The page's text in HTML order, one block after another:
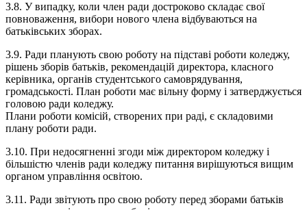
3.8.​ У випадку, коли член ради достроково складає свої
повноваження, вибори нового члена відбуваються на
батьківських зборах.
3.9.​ Ради планують свою роботу на підставі роботи коледжу,
рішень зборів батьків, рекомендацій директора, класного
керівника, органів студентського самоврядування,
громадськості. План роботи має вільну форму і затверджується
головою ради коледжу.
Плани роботи комісій, створених при раді, є складовими
плану роботи ради.
3.10.​ При недосягненні згоди між директором коледжу і
більшістю членів ради коледжу питання вирішуються вищим
органом управління освітою.
3.11.​ Ради звітують про свою роботу перед зборами батьків